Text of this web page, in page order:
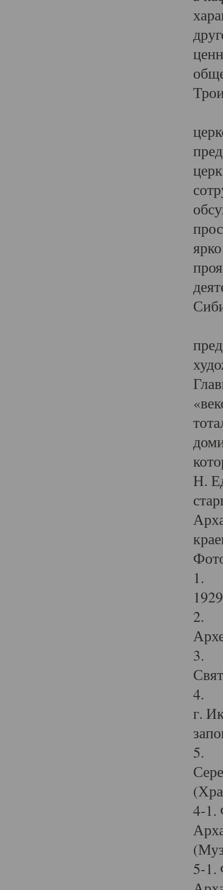
Н.
1.
2.
3.
4.
г.
5.
4-1.
5-1.